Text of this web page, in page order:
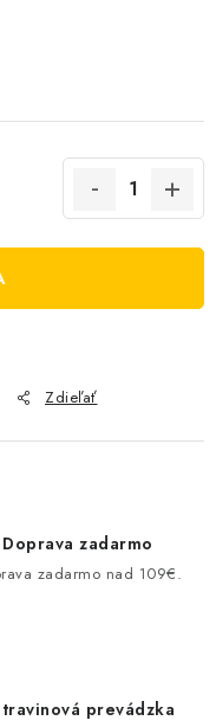
Zdieľať
Doprava zadarmo
zadarmo nad 109€.
prevádzka